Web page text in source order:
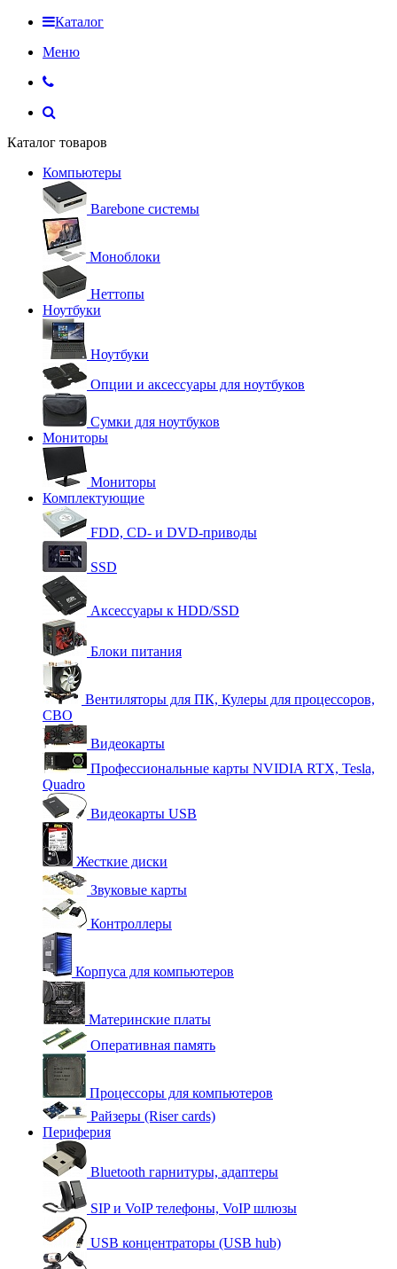
Каталог
Меню
Каталог товаров
Компьютеры
Barebone системы
Моноблоки
Неттопы
Ноутбуки
Ноутбуки
Опции и аксессуары для ноутбуков
Сумки для ноутбуков
Мониторы
Мониторы
Комплектующие
FDD, CD- и DVD-приводы
SSD
Аксессуары к HDD/SSD
Блоки питания
Вентиляторы для ПК, Кулеры для процессоров,
СВО
Видеокарты
Профессиональные карты NVIDIA RTX, Tesla,
Quadro
Видеокарты USB
Жесткие диски
Звуковые карты
Контроллеры
Корпуса для компьютеров
Материнские платы
Оперативная память
Процессоры для компьютеров
Райзеры (Riser cards)
Периферия
Bluetooth гарнитуры, адаптеры
SIP и VoIP телефоны, VoIP шлюзы
USB концентраторы (USB hub)